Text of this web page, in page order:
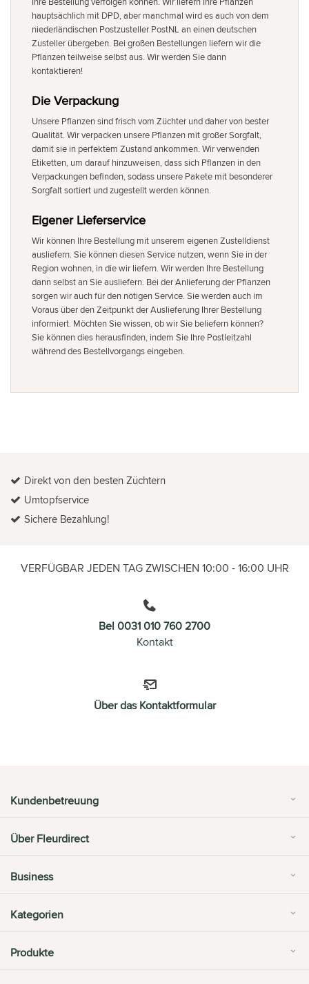
hauptsächlich mit DPD, aber manchmal wird es auch von dem
niederländischen Postzusteller PostNL an einen deutschen
Zusteller übergeben. Bei großen Bestellungen liefern wir die
Pflanzen teilweise selbst aus. Wir werden Sie dann
kontaktieren!
Die Verpackung
Unsere Pflanzen sind frisch vom Züchter und daher von bester
Qualität. Wir verpacken unsere Pflanzen mit großer Sorgfalt,
damit sie in perfektem Zustand ankommen. Wir verwenden
Etiketten, um darauf hinzuweisen, dass sich Pflanzen in den
Verpackungen befinden, sodass unsere Pakete mit besonderer
Sorgfalt sortiert und zugestellt werden können.
Eigener Lieferservice
Wir können Ihre Bestellung mit unserem eigenen Zustelldienst
ausliefern. Sie können diesen Service nutzen, wenn Sie in der
Region wohnen, in die wir liefern. Wir werden Ihre Bestellung
dann selbst an Sie ausliefern. Bei der Anlieferung der Pflanzen
sorgen wir auch für den nötigen Service. Sie werden auch im
Voraus über den Zeitpunkt der Auslieferung Ihrer Bestellung
informiert. Möchten Sie wissen, ob wir Sie beliefern können?
Sie können dies herausfinden, indem Sie Ihre Postleitzahl
während des Bestellvorgangs eingeben.
Direkt von den besten Züchtern
Umtopfservice
Sichere Bezahlung!
VERFÜGBAR JEDEN TAG ZWISCHEN 10:00 - 16:00 UHR
Bel 0031 010 760 2700
Kontakt
Über das Kontaktformular
Kundenbetreuung
Über Fleurdirect
Business
Kategorien
Produkte